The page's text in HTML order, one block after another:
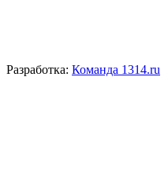
Разработка: Команда 1314.ru